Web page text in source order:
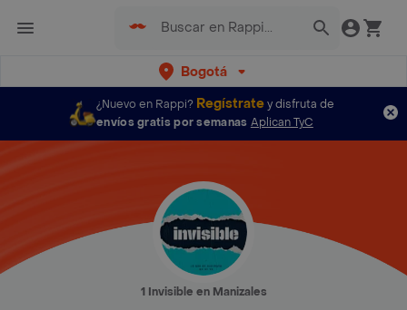
Bogotá
¿Nuevo en Rappi? Regístratey disfruta de
envíos gratis por semanas Aplican TyC
1 Invisible en Manizales